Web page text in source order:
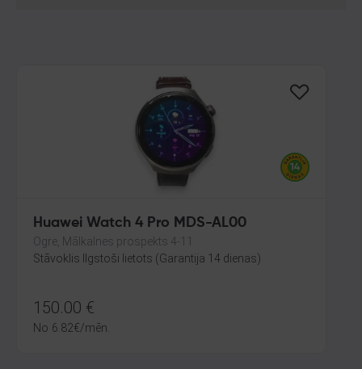
Huawei Watch 4 Pro MDS-AL00
Ogre, Mālkalnes prospekts 4-11
Stāvoklis Ilgstoši lietots (Garantija 14 dienas)
150.00 €
No 6.82€/mēn.